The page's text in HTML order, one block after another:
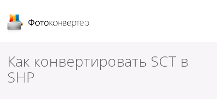
Как конвертировать SCT в
SHP